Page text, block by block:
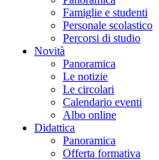
Famiglie e studenti
Personale scolastico
Percorsi di studio
Novità
Panoramica
Le notizie
Le circolari
Calendario eventi
Albo online
Didattica
Panoramica
Offerta formativa